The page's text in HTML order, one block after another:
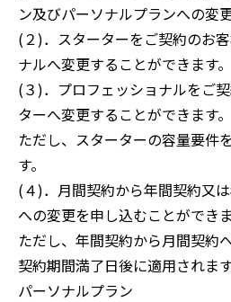
ン及びパーソナルプランへの変
(２)．スターターをご契約のお
ナルへ変更することができます。
(３)．プロフェッショナルをご
ターへ変更することができます。
ただし、スターターの容量要件
す。
(４)．月間契約から年間契約又
への変更を申し込むことができま
ただし、年間契約から月間契約
契約期間満了日後に適用されます
パーソナルプラン